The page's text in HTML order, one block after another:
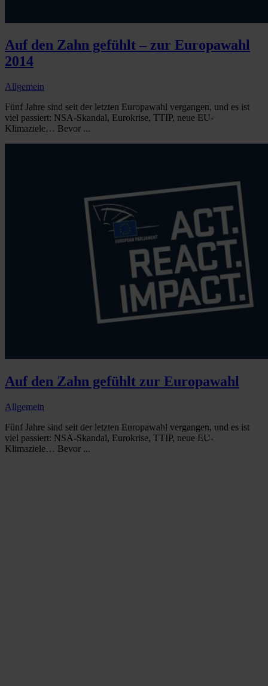
Auf den Zahn gefühlt – zur Europawahl
2014
Allgemein
Fünf Jahre sind seit der letzten Europawahl vergangen, und es ist
viel passiert: NSA-Skandal, Eurokrise, TTIP, neue EU-
Klimaziele… Bevor ...
Auf den Zahn gefühlt zur Europawahl
Allgemein
Fünf Jahre sind seit der letzten Europawahl vergangen, und es ist
viel passiert: NSA-Skandal, Eurokrise, TTIP, neue EU-
Klimaziele… Bevor ...